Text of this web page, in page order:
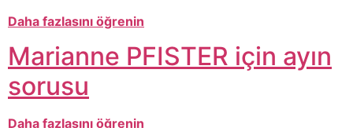
Daha fazlasını öğrenin
Marianne PFISTER için ayın
sorusu
Daha fazlasını öğrenin